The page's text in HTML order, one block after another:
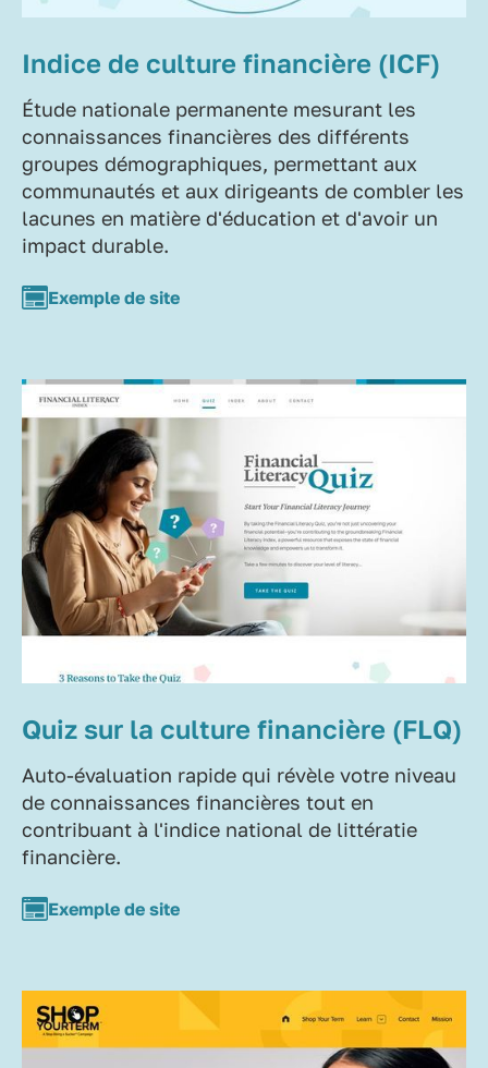
Indice de culture financière (ICF)
Étude nationale permanente mesurant les
connaissances financières des différents
groupes démographiques, permettant aux
communautés et aux dirigeants de combler les
lacunes en matière d'éducation et d'avoir un
impact durable.
Exemple de site
Quiz sur la culture financière (FLQ)
Auto-évaluation rapide qui révèle votre niveau
de connaissances financières tout en
contribuant à l'indice national de littératie
financière.
Exemple de site